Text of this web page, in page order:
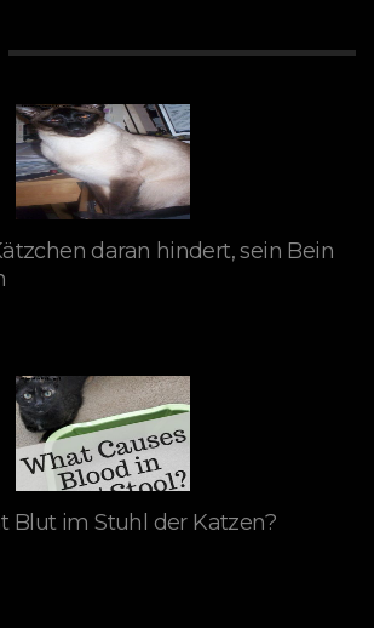
daran hindert, sein Bein
Blut im Stuhl der Katzen?